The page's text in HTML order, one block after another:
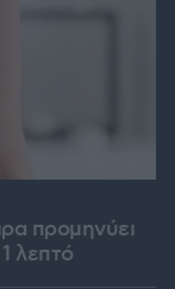
προμηνύει
λεπτό